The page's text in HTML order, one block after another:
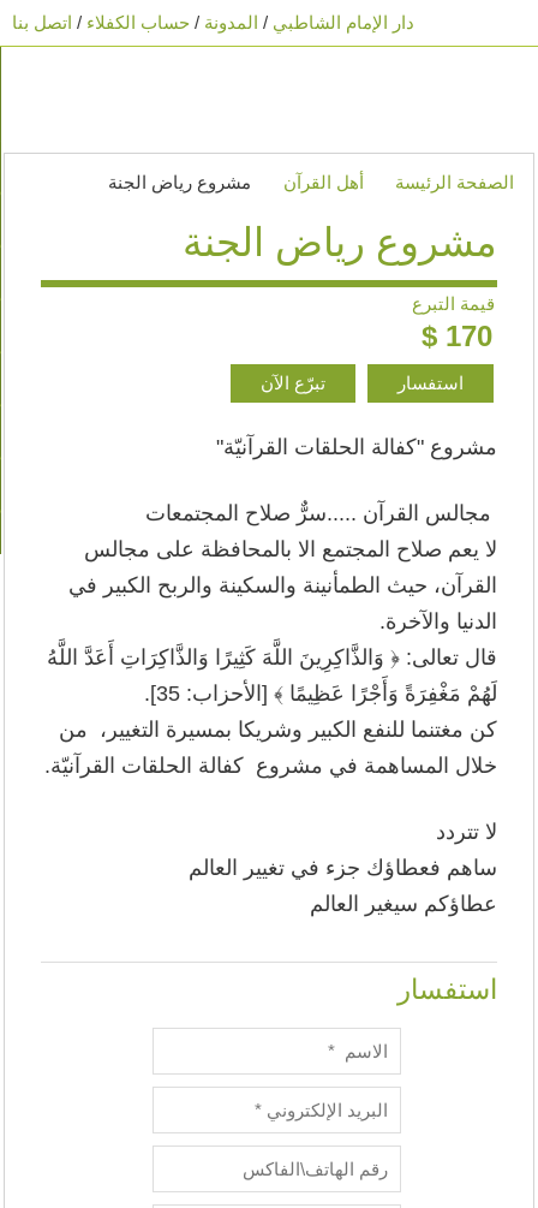
دار الإمام الشاطبي / المدونة / حساب الكفلاء / اتصل بنا
الصفحة الرئيسة أهل القرآن مشروع رياض الجنة
مشروع رياض الجنة
قيمة التبرع
170
$
استفسار تبرّع الآن
مشروع "كفالة الحلقات القرآنيّة"
مجالس القرآن .....سرٌّ صلاح المجتمعات
لا يعم صلاح المجتمع الا بالمحافظة على مجالس
القرآن، حيث الطمأنينة والسكينة والربح الكبير في
الدنيا والآخرة.
قال تعالى: ﴿ وَالذَّاكِرِينَ اللَّهَ كَثِيرًا وَالذَّاكِرَاتِ أَعَدَّ اللَّهُ
لَهُمْ مَغْفِرَةً وَأَجْرًا عَظِيمًا ﴾ [الأحزاب: 35]
.
كن مغتنما للنفع الكبير وشريكا بمسيرة التغيير، من
خلال المساهمة في مشروع كفالة الحلقات القرآنيّة.
لا تتردد
ساهم فعطاؤك جزء في تغيير العالم
عطاؤكم سيغير العالم
استفسار